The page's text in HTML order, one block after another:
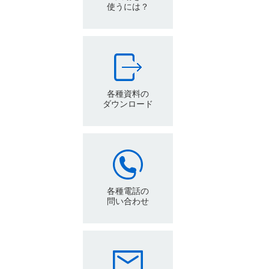
使うには？
各種資料の
ダウンロード
各種電話の
問い合わせ